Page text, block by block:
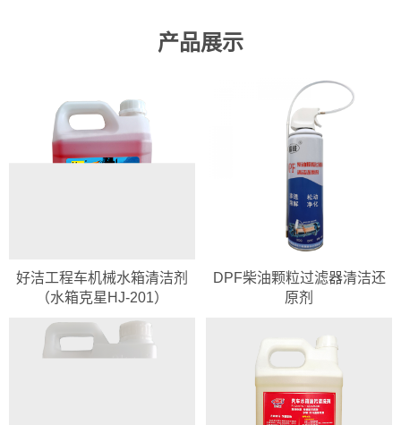
产品展示
好洁工程车机械水箱清洁剂
（水箱克星HJ-201）
DPF柴油颗粒过滤器清洁还
原剂